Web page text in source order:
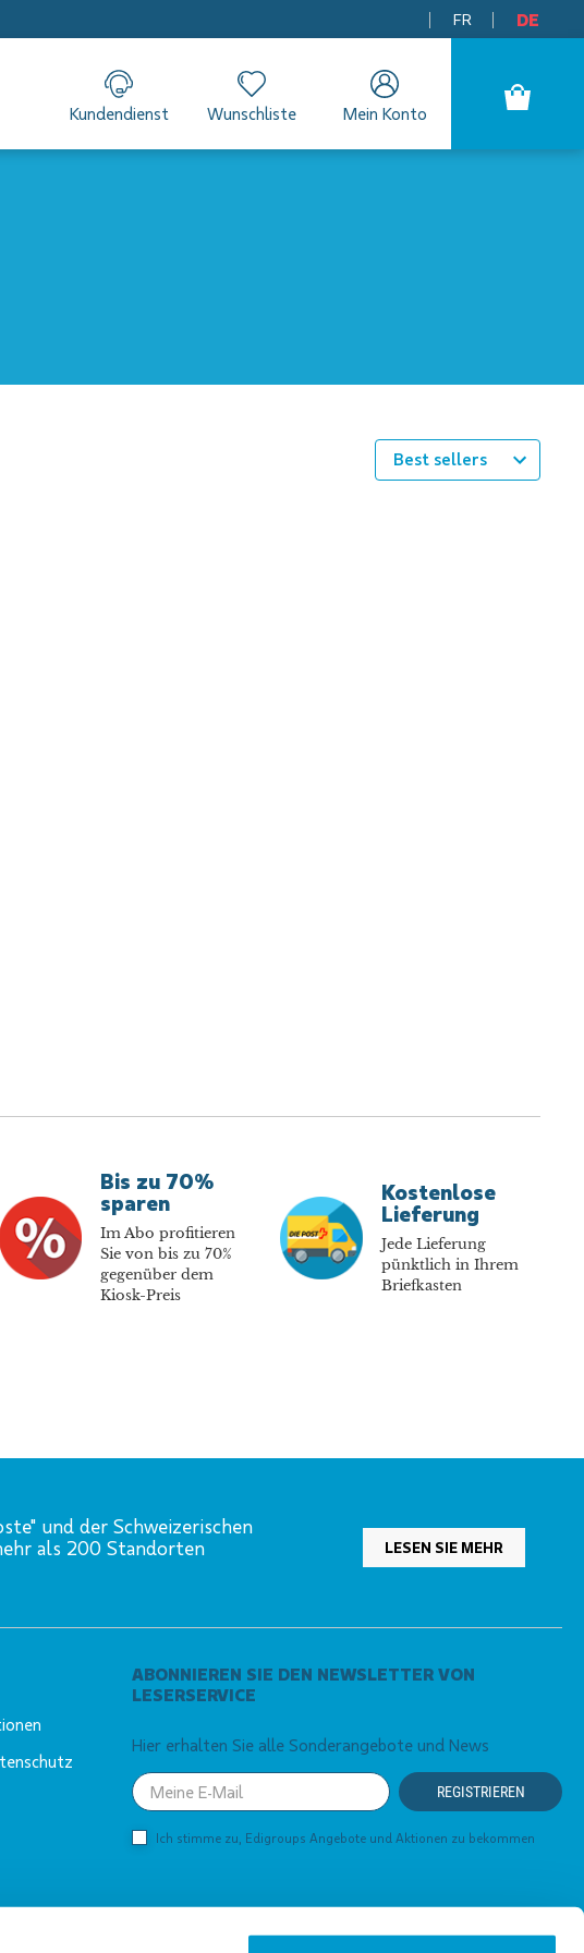
FR DE
Kundendienst Wunschliste Mein Konto
Best sellers
Bis zu 70%
sparen
Im Abo profitieren
Sie von bis zu 70%
gegenüber dem
Kiosk-Preis
Kostenlose
Lieferung
Jede Lieferung
pünktlich in Ihrem
Briefkasten
und der Schweizerischen
als 200 Standorten
LESEN SIE MEHR
ABONNIEREN SIE DEN NEWSLETTER VON
LESERSERVICE
Hier erhalten Sie alle Sonderangebote und News
Your
email
REGISTRIEREN
Ich stimme zu, Edigroups Angebote und Aktionen zu bekommen